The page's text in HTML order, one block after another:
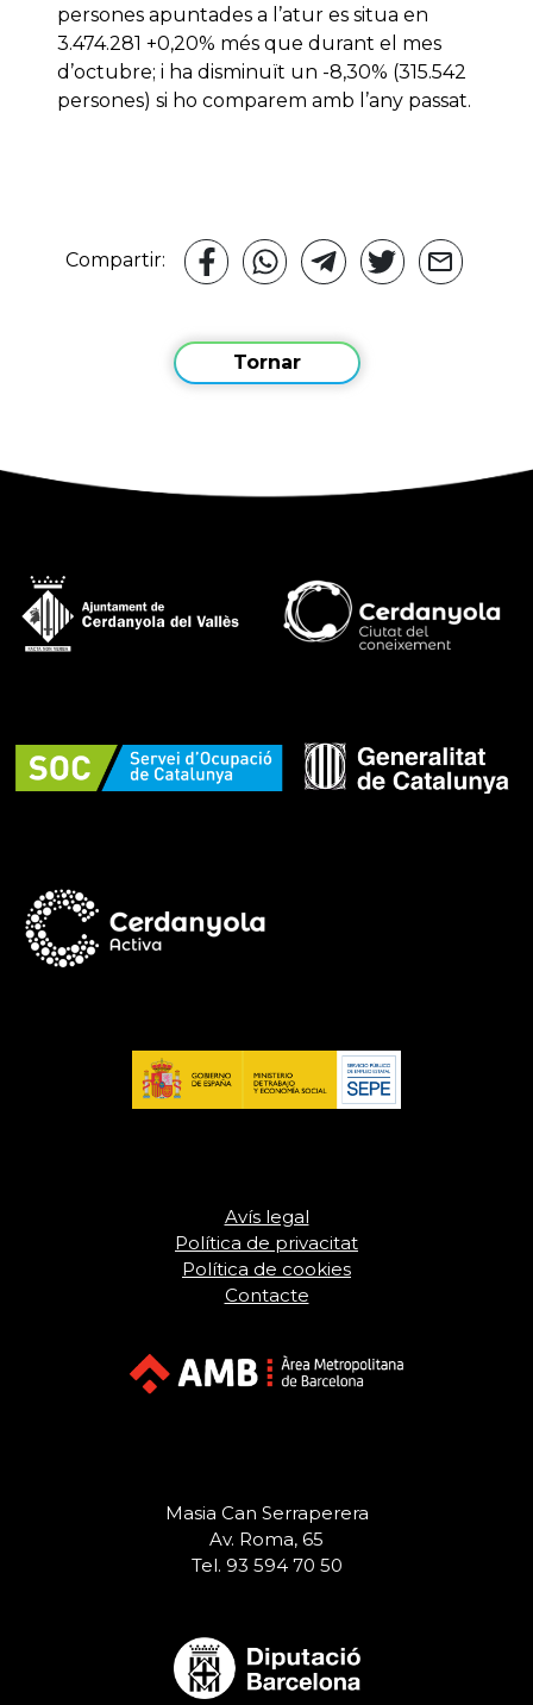
persones apuntades a l’atur es situa en
3.474.281 +0,20% més que durant el mes
d’octubre; i ha disminuït un -8,30% (315.542
persones) si ho comparem amb l’any passat.
Compartir:
Tornar
Avís legal
Política de privacitat
Política de cookies
Contacte
Masia Can Serraperera
Av. Roma, 65
Tel. 93 594 70 50